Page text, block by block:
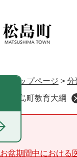
トップページ > 分
松島町教育大綱
お盆期間中における